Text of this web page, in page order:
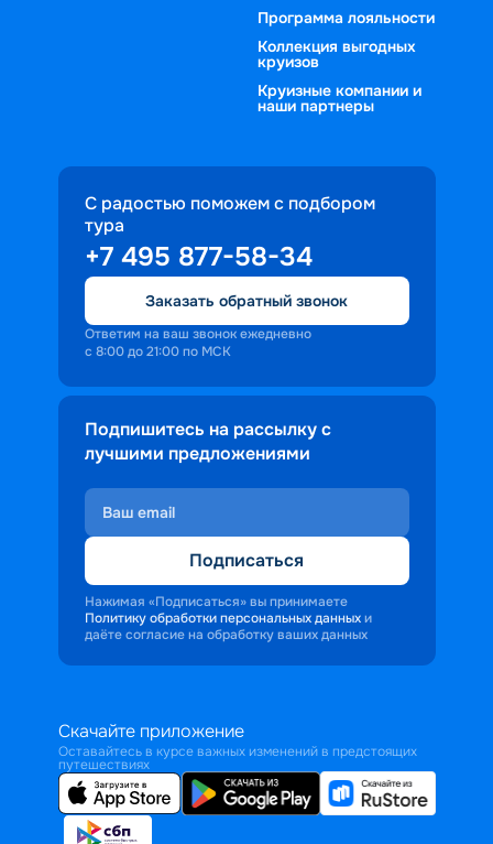
Программа лояльности
Коллекция выгодных
круизов
Круизные компании и
наши партнеры
С радостью поможем с подбором
тура
+7 495 877-58-34
Заказать обратный звонок
Ответим на ваш звонок ежедневно
с 8:00 до 21:00 по МСК
Подпишитесь на рассылку с
лучшими предложениями
Подписаться
Нажимая «Подписаться» вы принимаете
Политику обработки персональных данных и
даёте согласие на обработку ваших данных
Скачайте приложение
Оставайтесь в курсе важных изменений в предстоящих
путешествиях